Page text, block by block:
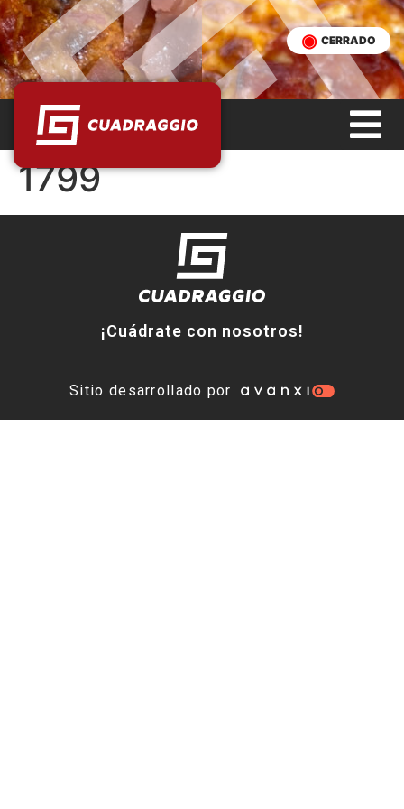
CERRADO
1799
¡Cuádrate con nosotros!
Sitio desarrollado por